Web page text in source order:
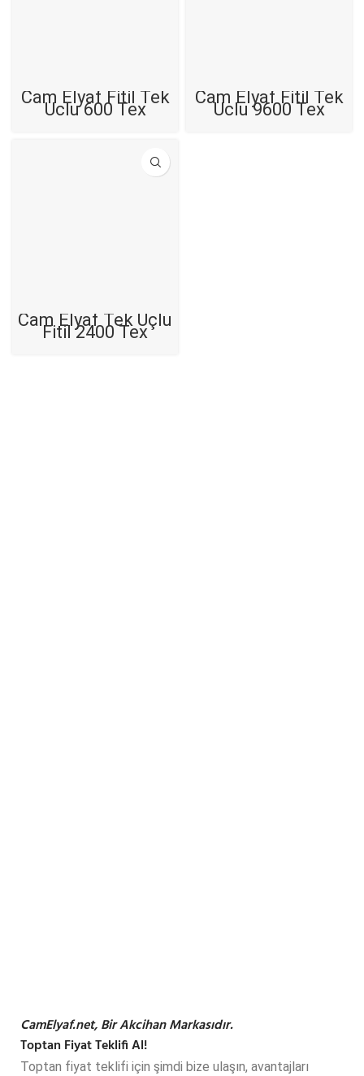
Cam Elyaf Fitil Tek
Uçlu 600 Tex
Cam Elyaf Fitil Tek
Uçlu 9600 Tex
Cam Elyaf Tek Uçlu
Fitil 2400 Tex
CamElyaf.net, Bir Akcihan Markasıdır.
Toptan Fiyat Teklifi Al!
Toptan fiyat teklifi için şimdi bize ulaşın, avantajları